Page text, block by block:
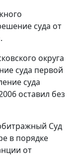
суда от
округа
суда первой
суда
оставил без
Суд
в порядке
от